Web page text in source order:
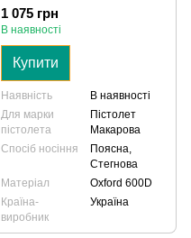
магазину (018)
1 075 грн
В наявності
Купити
Наявність
В наявності
Для марки
пістолета
Пістолет
Макарова
Спосіб носіння
Поясна,
Стегнова
Матеріал
Oxford 600D
Країна-
виробник
Україна